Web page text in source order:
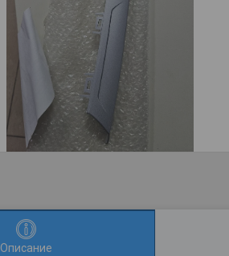
Описание